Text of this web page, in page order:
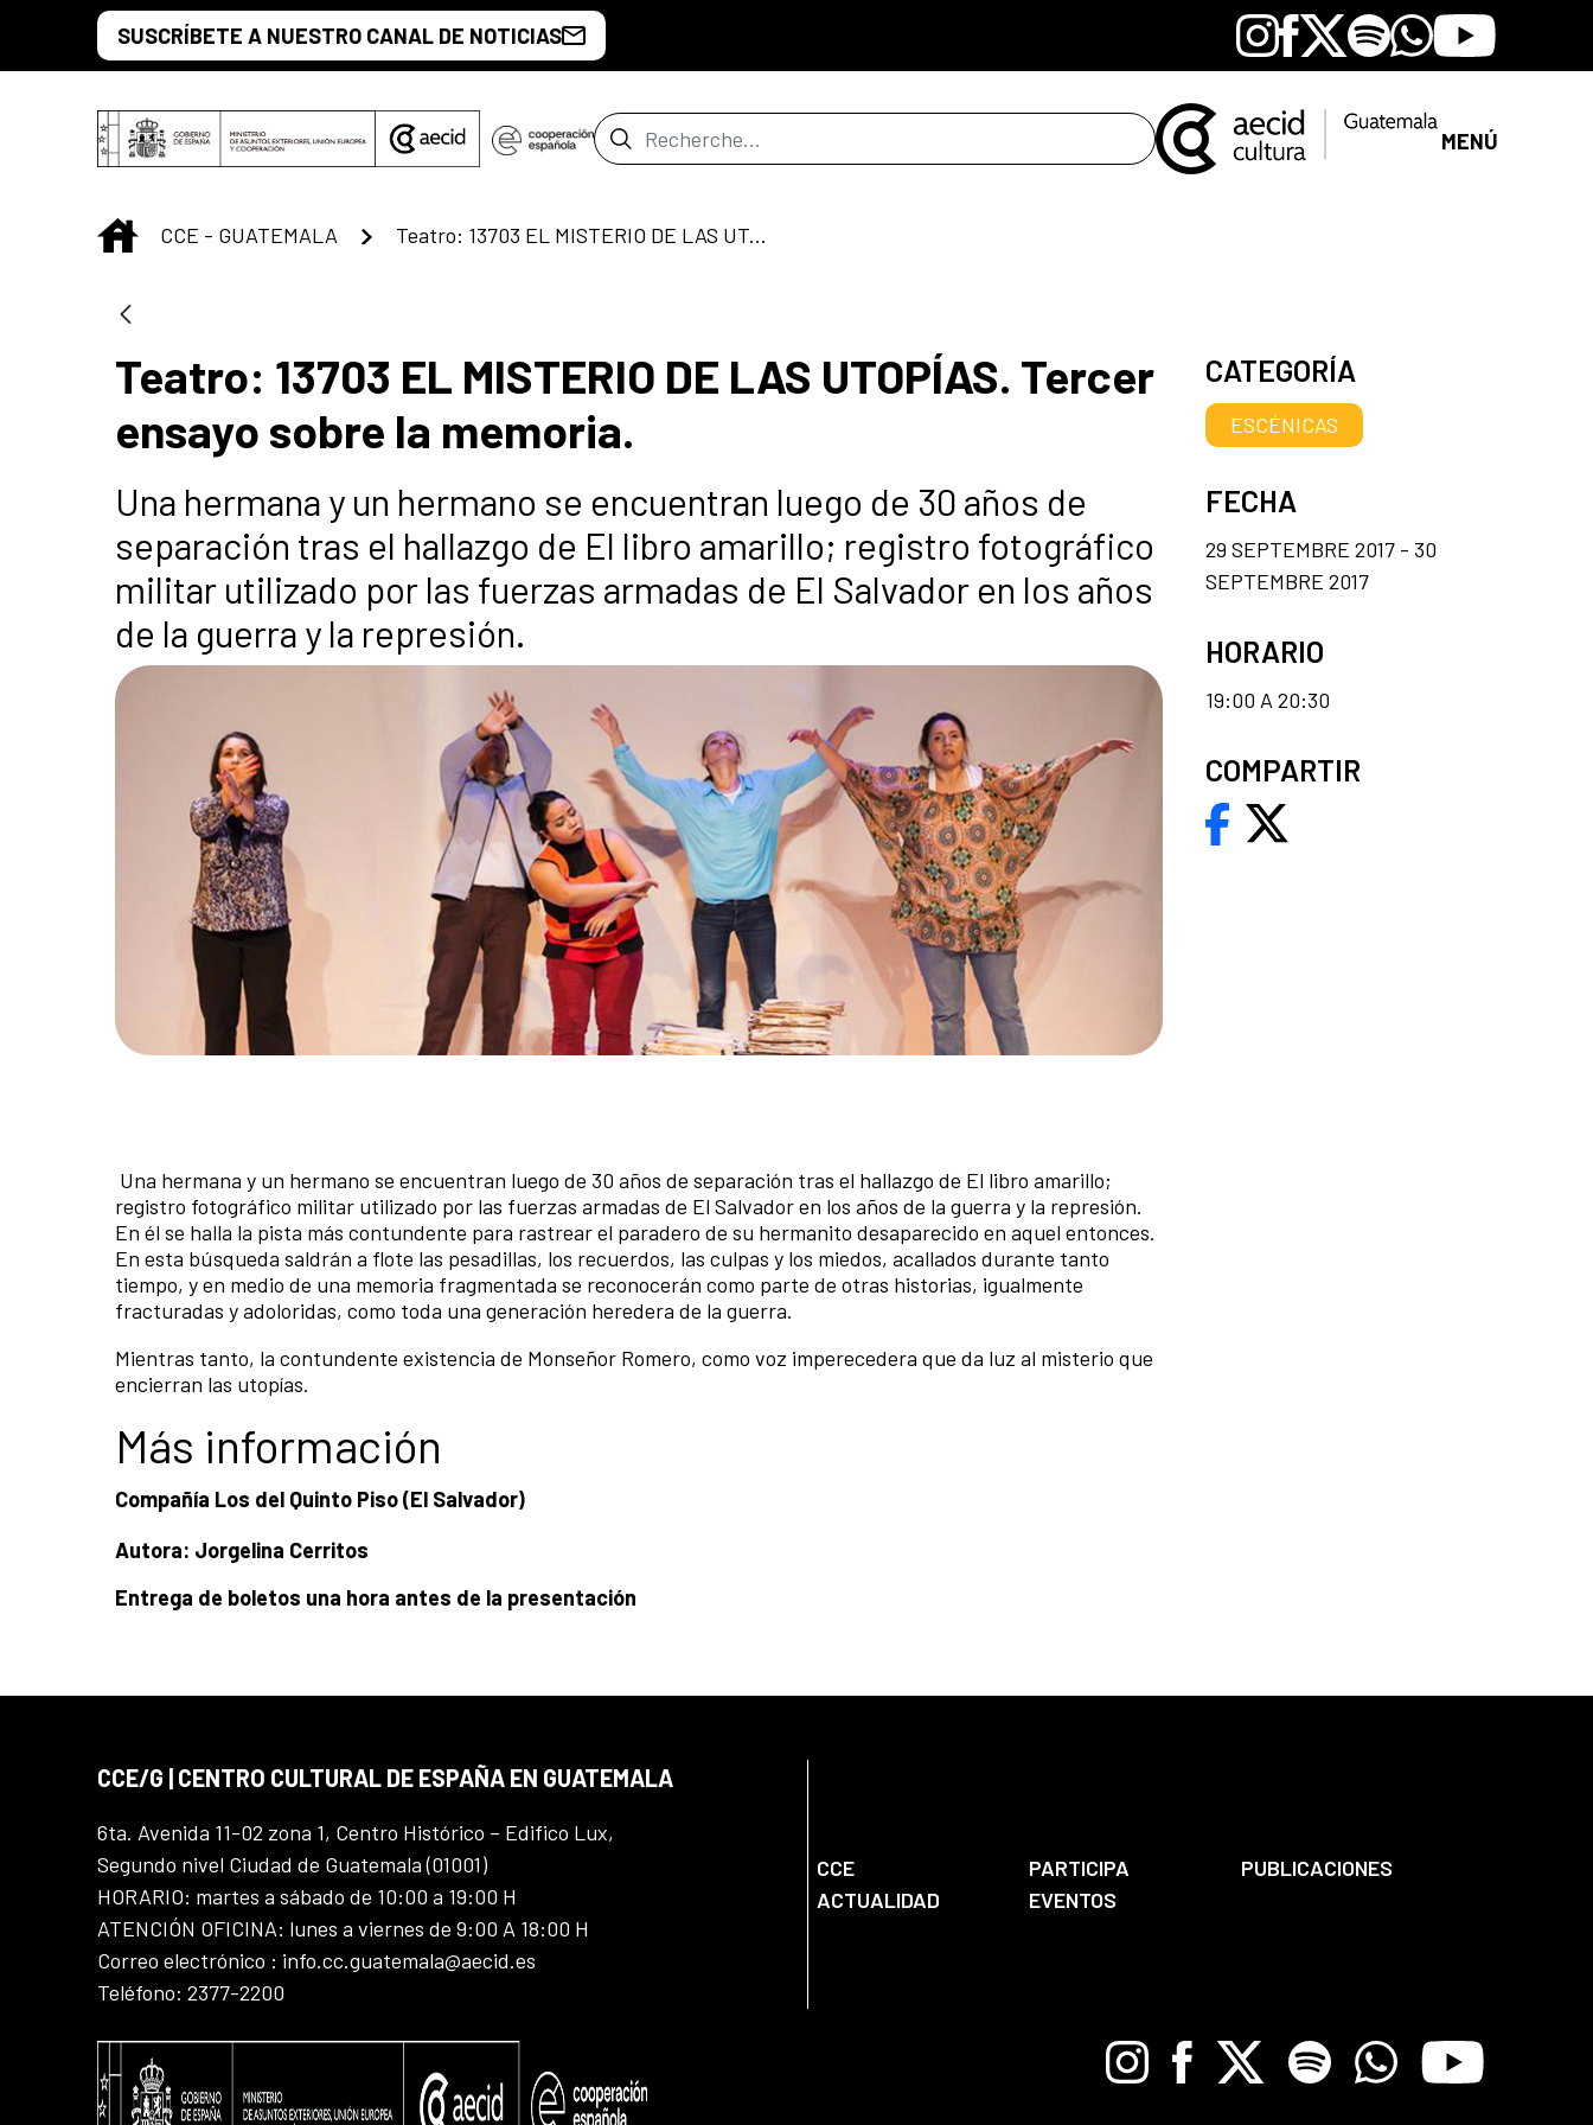
Saut au contenu principal
SUSCRÍBETE A NUESTRO CANAL DE NOTICIAS Instagram
Facebook
X SpotifyWhatsapp
Youtube
Barre de recherche MENÚ
INICIO
CCE - GUATEMALA Teatro: 13703 EL MISTERIO DE LAS UTOPÍAS. Tercer ensayo sobre la memoria.
Teatro: 13703 EL MISTERIO DE LAS UTOPÍAS. Tercer
ensayo sobre la memoria.
Una hermana y un hermano se encuentran luego de 30 años de
separación tras el hallazgo de El libro amarillo; registro fotográfico
militar utilizado por las fuerzas armadas de El Salvador en los años
de la guerra y la represión.
Una hermana y un hermano se encuentran luego de 30 años de separación tras el hallazgo de El libro amarillo;
registro fotográfico militar utilizado por las fuerzas armadas de El Salvador en los años de la guerra y la represión.
En él se halla la pista más contundente para rastrear el paradero de su hermanito desaparecido en aquel entonces.
En esta búsqueda saldrán a flote las pesadillas, los recuerdos, las culpas y los miedos, acallados durante tanto
tiempo, y en medio de una memoria fragmentada se reconocerán como parte de otras historias, igualmente
fracturadas y adoloridas, como toda una generación heredera de la guerra.
Mientras tanto, la contundente existencia de Monseñor Romero, como voz imperecedera que da luz al misterio que
encierran las utopías.
Más información
Compañía Los del Quinto Piso (El Salvador)
Autora: Jorgelina Cerritos
Entrega de boletos una hora antes de la presentación
CATEGORÍA
ESCÉNICAS
FECHA
29 SEPTEMBRE 2017 - 30
SEPTEMBRE 2017
HORARIO
19:00 A 20:30
COMPARTIR
CCE/G | CENTRO CULTURAL DE ESPAÑA EN GUATEMALA
6ta. Avenida 11-02 zona 1, Centro Histórico – Edifico Lux,
Segundo nivel Ciudad de Guatemala (01001)
HORARIO: martes a sábado de 10:00 a 19:00 H
ATENCIÓN OFICINA: lunes a viernes de 9:00 A 18:00 H
Correo electrónico : info.cc.guatemala@aecid.es
Teléfono: 2377-2200
CCE PARTICIPA
PUBLICACIONES
ACTUALIDAD
EVENTOS
InstagramFacebook
X Spotify WhatsappYoutube